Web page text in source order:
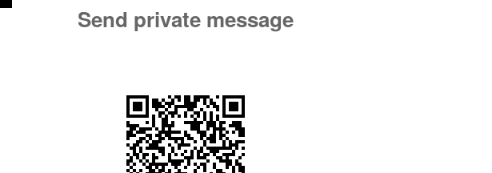
Send private message